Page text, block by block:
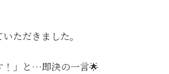
ただきました。
！」と…即決の一言🌟